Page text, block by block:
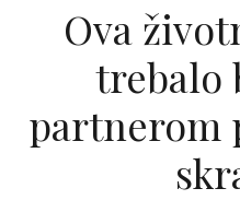
Ova
trebalo
partnerom